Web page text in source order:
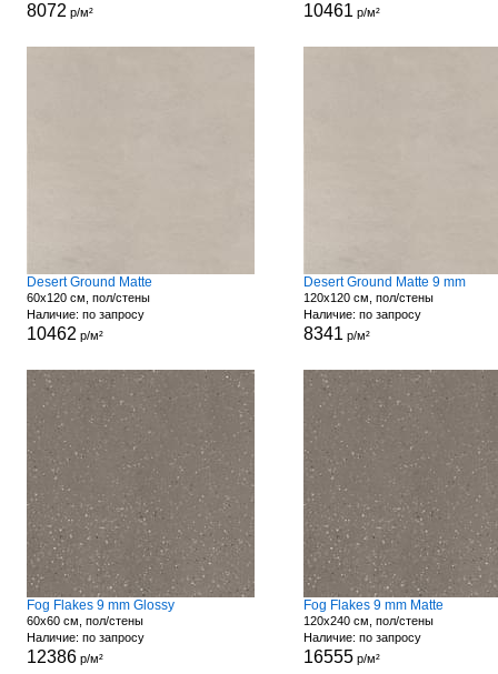
8072 р/м² 10461 р/м²
Desert Ground Matte
60x120 см, пол/стены
Наличие: по запросу
10462 р/м²
Desert Ground Matte 9 mm
120x120 см, пол/стены
Наличие: по запросу
8341 р/м²
Fog Flakes 9 mm Glossy
60x60 см, пол/стены
Наличие: по запросу
12386р/м²
Fog Flakes 9 mm Matte
120x240 см, пол/стены
Наличие: по запросу
16555р/м²